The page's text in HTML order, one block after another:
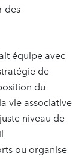
des
équipe avec
de
du
vie associative
niveau de
ou organise